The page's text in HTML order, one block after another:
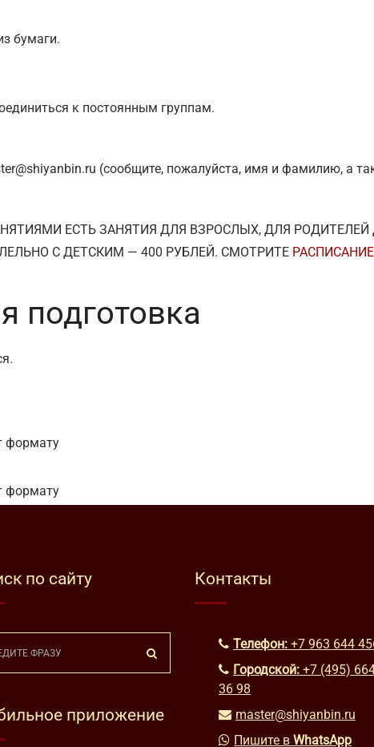
бумаги.
к постоянным группам.
(сообщите, пожалуйста, имя и фамилию, а
ЕСТЬ ЗАНЯТИЯ ДЛЯ ВЗРОСЛЫХ, ДЛЯ
С ДЕТСКИМ — 400 РУБЛЕЙ. СМОТРИТЕ РАСПИСАНИЕ
подготовка
формату
формату
по сайту
приложение
Контакты
Телефон: +7 963 644
Городской: +7 (495)
36 98
master@shiyanbin.ru
Пишите в WhatsApp